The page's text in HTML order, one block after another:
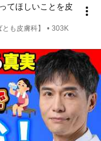
てほしいことを皮
も皮膚科】 • 303K